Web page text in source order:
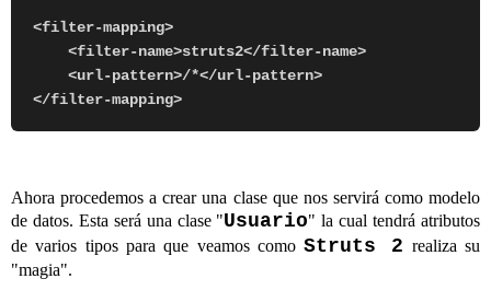
<filter-mapping>
    <filter-name>struts2</filter-name>
    <url-pattern>/*</url-pattern>
Ahora procedemos a crear una clase que nos servirá como modelo
de datos. Esta será una clase "Usuario" la cual tendrá atributos
de varios tipos para que veamos comoStruts 2 realiza su
"magia".